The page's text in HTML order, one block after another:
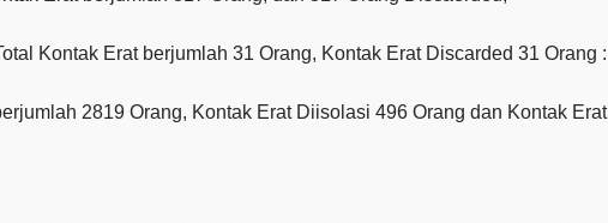
Kontak Erat berjumlah 31 Orang, Kontak Erat Discarded 31 Orang :
2819 Orang, Kontak Erat Diisolasi 496 Orang dan Kontak Erat